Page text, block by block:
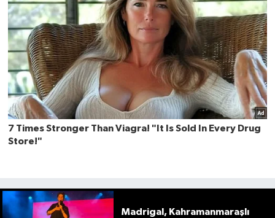
Madrigal, Kahramanmaraşlı